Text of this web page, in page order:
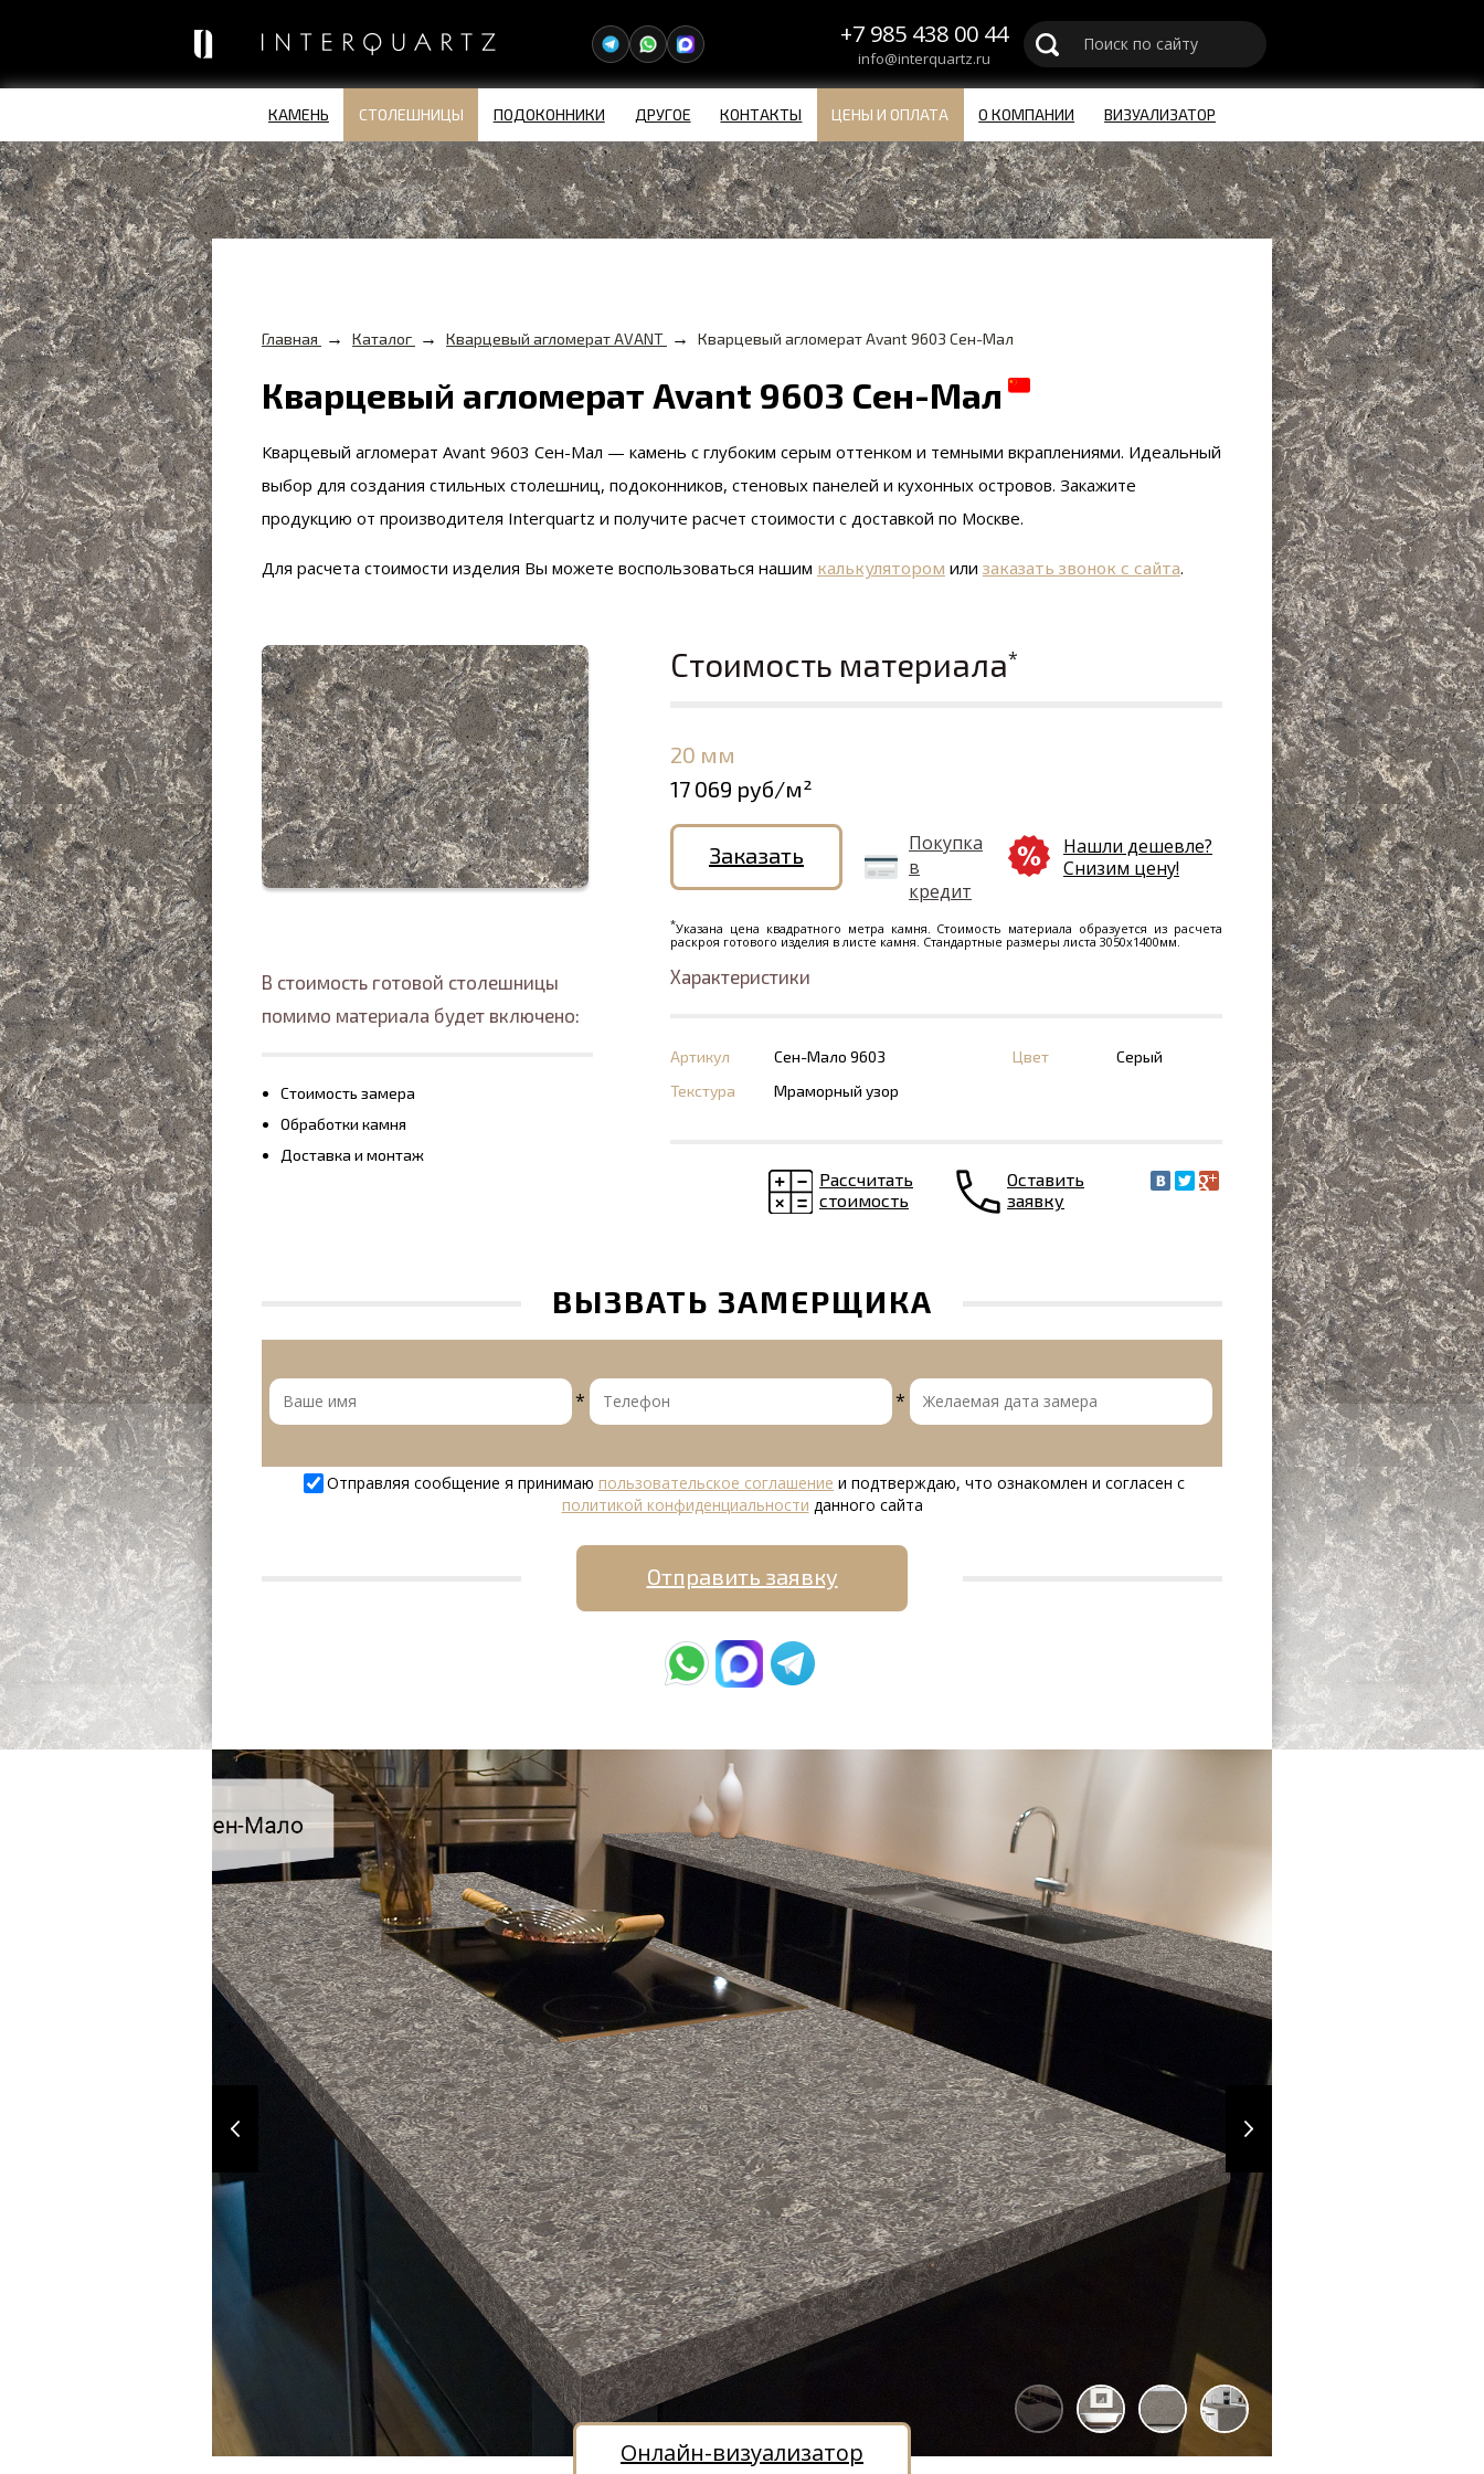
+7 985 438 00 44
info@interquartz.ru
КАМЕНЬ СТОЛЕШНИЦЫ ПОДОКОННИКИ ДРУГОЕ КОНТАКТЫ ЦЕНЫ И ОПЛАТА О КОМПАНИИ ВИЗУАЛИЗАТОР
Главная → Каталог → Кварцевый агломерат AVANT → Кварцевый агломерат Avant 9603 Сен-Мал
Кварцевый агломерат Avant 9603 Сен-Мал
Кварцевый агломерат Avant 9603 Сен-Мал — камень с глубоким серым оттенком и темными вкраплениями. Идеальный
выбор для создания стильных столешниц, подоконников, стеновых панелей и кухонных островов. Закажите
продукцию от производителя Interquartz и получите расчет стоимости с доставкой по Москве.
Для расчета стоимости изделия Вы можете воспользоваться нашим калькулятором или заказать звонок с сайта.
В стоимость готовой столешницы
помимо материала будет включено:
Стоимость замера
Обработки камня
Доставка и монтаж
Стоимость материала*
20 мм
17 069 руб/м²
Заказать
Покупка
в
кредит
Нашли дешевле?
Снизим цену!
*Указана цена квадратного метра камня. Стоимость материала образуется из расчета
раскроя готового изделия в листе камня. Стандартные размеры листа 3050х1400мм.
Характеристики
Артикул Сен-Мало 9603 Цвет
Серый
Текстура
Мраморный узор
Рассчитать
стоимость
Оставить
заявку
ВЫЗВАТЬ ЗАМЕРЩИКА
* *
Отправляя сообщение я принимаю пользовательское соглашение и подтверждаю, что ознакомлен и согласен с
политикой конфиденциальности данного сайта
Отправить заявку
Онлайн-визуализатор